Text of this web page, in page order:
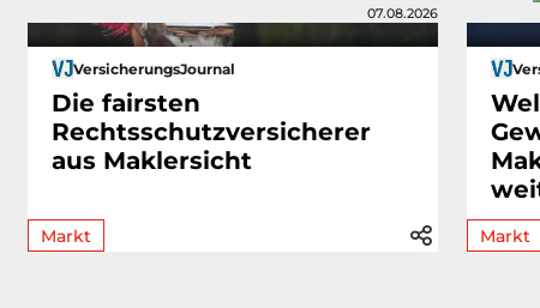
07.08.2026
VersicherungsJournal
Die fairsten
Rechtsschutzversicherer
aus Maklersicht
Markt Markt